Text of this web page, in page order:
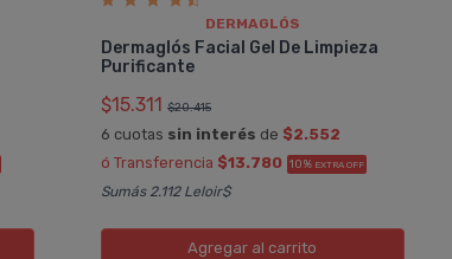
DERMAGLÓS
Dermaglós Facial Gel De Limpieza
Purificante
$15.311 $20.415
6 cuotas sin interés de $2.552
ó Transferencia $13.780 10% EXTRA OFF
Sumás 2.112 Leloir$
Agregar al carrito